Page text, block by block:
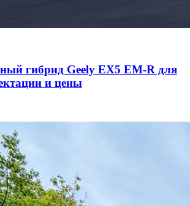
гибрид Geely EX5 EM-R для
и цены